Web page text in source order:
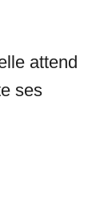
attend
ses